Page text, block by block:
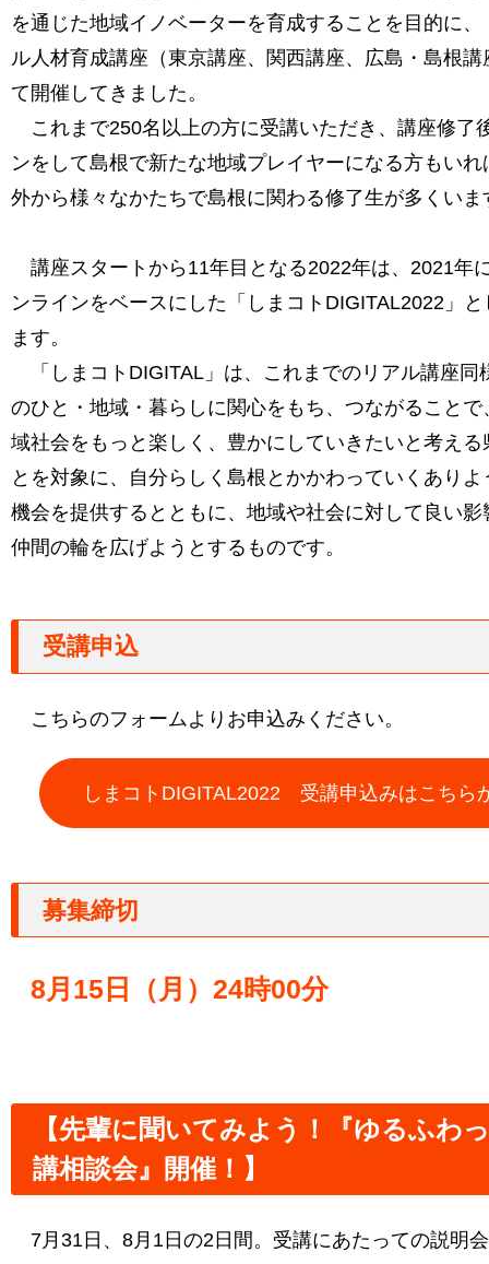
を通じた地域イノベーターを育成することを目的に、
ル人材育成講座（東京講座、関西講座、広島・島根講
て開催してきました。
これまで250名以上の方に受講いただき、講座修了
ンをして島根で新たな地域プレイヤーになる方もいれ
外から様々なかたちで島根に関わる修了生が多くいま
講座スタートから11年目となる2022年は、2021年
ンラインをベースにした「しまコトDIGITAL2022」
ます。
「しまコトDIGITAL」は、これまでのリアル講座同
のひと・地域・暮らしに関心をもち、つながることで
域社会をもっと楽しく、豊かにしていきたいと考える
とを対象に、自分らしく島根とかかわっていくありよ
機会を提供するとともに、地域や社会に対して良い影
仲間の輪を広げようとするものです。
受講申込
こちらのフォームよりお申込みください。
しまコトDIGITAL2022 受講申込みはこちら
募集締切
8月15日（月）24時00分
【先輩に聞いてみよう！『ゆるふわ
講相談会』開催！】
7月31日、8月1日の2日間。受講にあたっての説明